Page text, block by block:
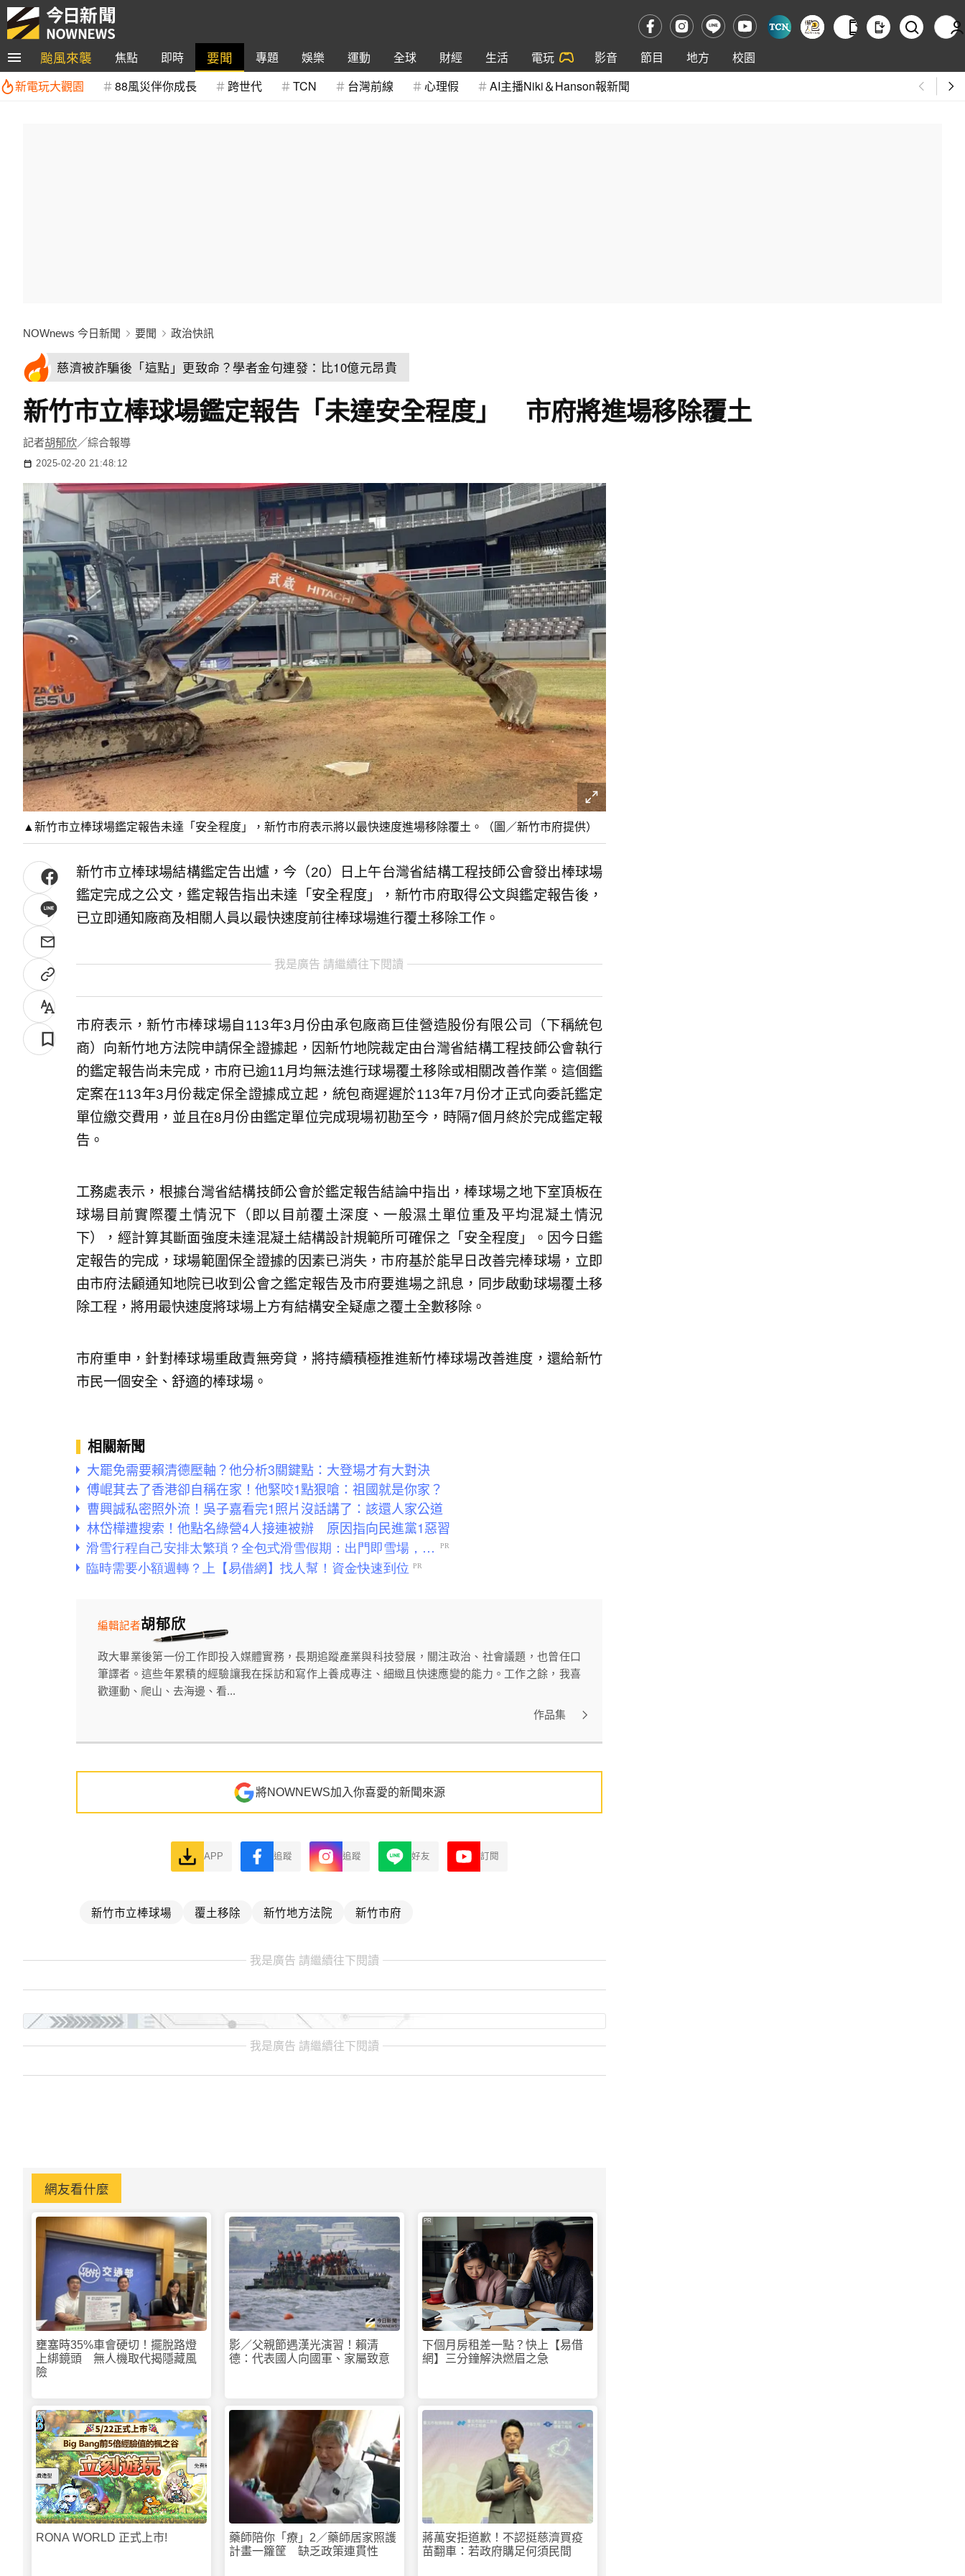
颱風來襲 焦點 即時 要聞 專題 娛樂 運動 全球 財經 生活 電玩 影音 節目 地方
校園
新電玩大觀園
88風災伴你成長 跨世代 TCN 台灣前線 心理假 AI主播Niki＆Hanson報新聞
NOWnews 今日新聞 要聞 政治快訊
慈濟被詐騙後「這點」更致命？學者金句連發：比10億元昂貴
新竹市立棒球場鑑定報告「未達安全程度」 市府將進場移除覆土
記者胡郁欣／綜合報導
2025-02-20 21:48:12
▲新竹市立棒球場鑑定報告未達「安全程度」，新竹市府表示將以最快速度進場移除覆土。（圖／新竹市府提供）
新竹市立棒球場結構鑑定告出爐，今（20）日上午台灣省結構工程技師公會發出棒球場
鑑定完成之公文，鑑定報告指出未達「安全程度」，新竹市府取得公文與鑑定報告後，
已立即通知廠商及相關人員以最快速度前往棒球場進行覆土移除工作。
我是廣告 請繼續往下閱讀
市府表示，新竹市棒球場自113年3月份由承包廠商巨佳營造股份有限公司（下稱統包
商）向新竹地方法院申請保全證據起，因新竹地院裁定由台灣省結構工程技師公會執行
的鑑定報告尚未完成，市府已逾11月均無法進行球場覆土移除或相關改善作業。這個鑑
定案在113年3月份裁定保全證據成立起，統包商遲遲於113年7月份才正式向委託鑑定
單位繳交費用，並且在8月份由鑑定單位完成現場初勘至今，時隔7個月終於完成鑑定報
告。
工務處表示，根據台灣省結構技師公會於鑑定報告結論中指出，棒球場之地下室頂板在
球場目前實際覆土情況下（即以目前覆土深度、一般濕土單位重及平均混凝土情況
下），經計算其斷面強度未達混凝土結構設計規範所可確保之「安全程度」。因今日鑑
定報告的完成，球場範圍保全證據的因素已消失，市府基於能早日改善完棒球場，立即
由市府法顧通知地院已收到公會之鑑定報告及市府要進場之訊息，同步啟動球場覆土移
除工程，將用最快速度將球場上方有結構安全疑慮之覆土全數移除。
市府重申，針對棒球場重啟責無旁貸，將持續積極推進新竹棒球場改善進度，還給新竹
市民一個安全、舒適的棒球場。
相關新聞
大罷免需要賴清德壓軸？他分析3關鍵點：大登場才有大對決
傅崐萁去了香港卻自稱在家！他緊咬1點狠嗆：祖國就是你家？
曹興誠私密照外流！吳子嘉看完1照片沒話講了：該還人家公道
林岱樺遭搜索！他點名綠營4人接連被辦 原因指向民進黨1惡習
胡郁欣
編輯記者
政大畢業後第一份工作即投入媒體實務，長期追蹤產業與科技發展，關注政治、社會議題，也曾任口
筆譯者。這些年累積的經驗讓我在採訪和寫作上養成專注、細緻且快速應變的能力。工作之餘，我喜
歡運動、爬山、去海邊、看...
作品集
將NOWNEWS加入你喜愛的新聞來源
APP 追蹤 追蹤 好友 訂閱
新竹市立棒球場 覆土移除 新竹地方法院 新竹市府
我是廣告 請繼續往下閱讀
我是廣告 請繼續往下閱讀
網友看什麼
壅塞時35%車會硬切！擺脫路燈
上綁鏡頭 無人機取代揭隱藏風
險
影／父親節遇漢光演習！賴清
德：代表國人向國軍、家屬致意
下個月房租差一點？快上【易借
網】三分鐘解決燃眉之急
PR
RONA WORLD 正式上市!
PR
藥師陪你「療」2／藥師居家照護
計畫一籮筐 缺乏政策連貫性
蔣萬安拒道歉！不認挺慈濟買疫
苗翻車：若政府購足何須民間